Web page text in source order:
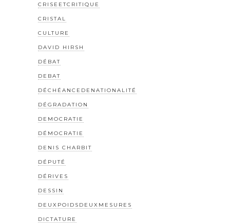
CRISEETCRITIQUE
CRISTAL
CULTURE
DAVID HIRSH
DÉBAT
DEBAT
DÉCHÉANCEDENATIONALITÉ
DÉGRADATION
DEMOCRATIE
DÉMOCRATIE
DENIS CHARBIT
DÉPUTÉ
DÉRIVES
DESSIN
DEUXPOIDSDEUXMESURES
DICTATURE